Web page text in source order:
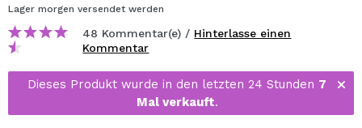
Lager morgen versendet werden
48 Kommentar(e) / Hinterlasse einen
Kommentar
Dieses Produkt wurde in den letzten 24 Stunden 7
Mal verkauft.